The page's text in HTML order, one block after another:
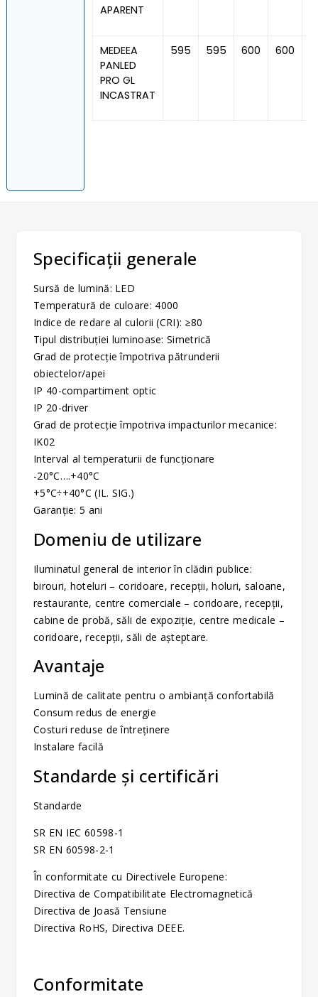
APARENT
MEDEEA
PANLED
PRO GL
INCASTRAT
595 595 600 600
Specificații generale
Sursă de lumină: LED
Temperatură de culoare: 4000
Indice de redare al culorii (CRI): ≥80
Tipul distribuției luminoase: Simetrică
Grad de protecție împotriva pătrunderii
obiectelor/apei
IP 40-compartiment optic
IP 20-driver
Grad de protecție împotriva impacturilor mecanice:
IK02
Interval al temperaturii de funcționare
-20°C….+40°C
+5°C÷+40°C (IL. SIG.)
Garanție: 5 ani
Domeniu de utilizare
Iluminatul general de interior în clădiri publice:
birouri, hoteluri – coridoare, recepţii, holuri, saloane,
restaurante, centre comerciale – coridoare, recepţii,
cabine de probă, săli de expoziţie, centre medicale –
coridoare, recepţii, săli de aşteptare.
Avantaje
Lumină de calitate pentru o ambianță confortabilă
Consum redus de energie
Costuri reduse de întreținere
Instalare facilă
Standarde și certificări
Standarde
SR EN IEC 60598-1
SR EN 60598-2-1
În conformitate cu Directivele Europene:
Directiva de Compatibilitate Electromagnetică
Directiva de Joasă Tensiune
Directiva RoHS, Directiva DEEE.
Conformitate